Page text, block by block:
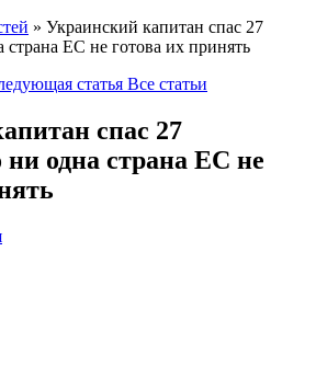
» Украинский капитан спас 27
ЕС не готова их принять
статья Все статьи
спас 27
ни одна страна ЕС не